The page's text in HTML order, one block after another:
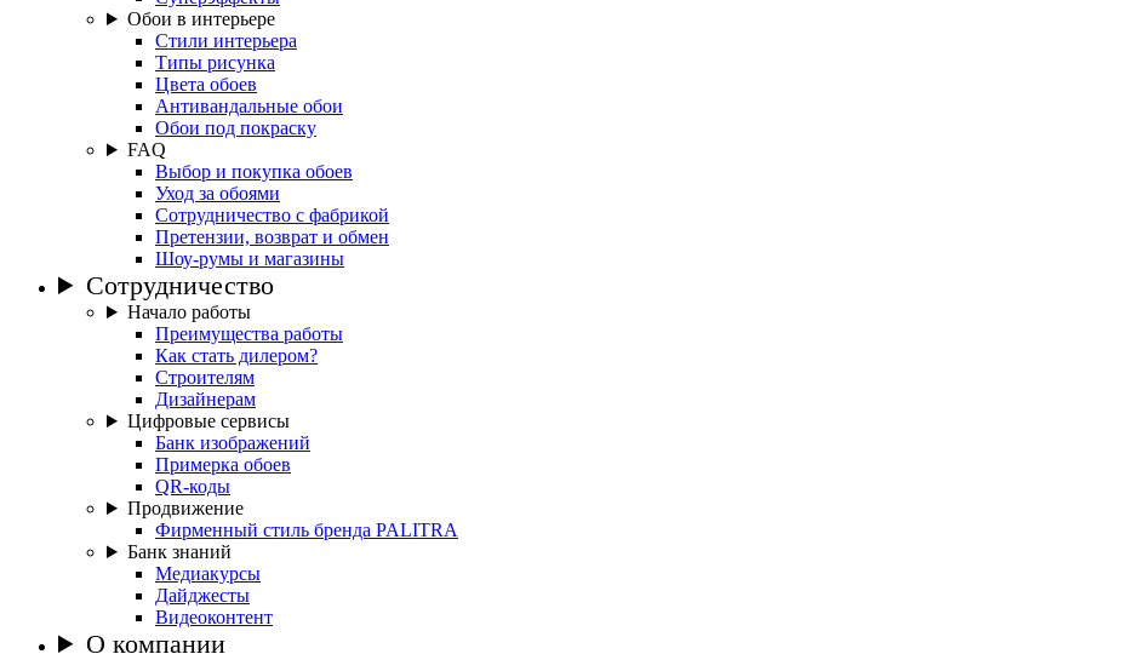
Обои в интерьере
Стили интерьера
Типы рисунка
Цвета обоев
Антивандальные обои
Обои под покраску
FAQ
Выбор и покупка обоев
Уход за обоями
Сотрудничество с фабрикой
Претензии, возврат и обмен
Шоу-румы и магазины
Сотрудничество
Начало работы
Преимущества работы
Как стать дилером?
Строителям
Дизайнерам
Цифровые сервисы
Банк изображений
Примерка обоев
QR-коды
Продвижение
Фирменный стиль бренда PALITRA
Банк знаний
Медиакурсы
Дайджесты
Видеоконтент
О компании